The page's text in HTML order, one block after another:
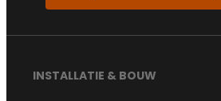
INSTALLATIE & BOUW